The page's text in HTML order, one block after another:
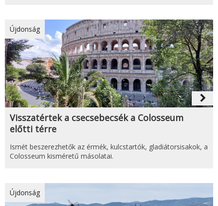
Újdonság
navigate_next
Visszatértek a csecsebecsék a Colosseum
előtti térre
Ismét beszerezhetők az érmék, kulcstartók, gladiátorsisakok, a
Colosseum kisméretű másolatai.
Újdonság